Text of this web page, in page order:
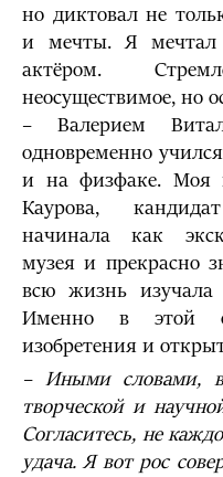
но диктовал не
и мечты. Я мечтал
актёром.
неосуществимое, но
– Валерием
одновременно
и на физфаке. Моя
Каурова,
начинала как
музея и прекрасно
всю жизнь изучала
Именно в этой
изобретения и
– Иными словами,
творческой и
Согласитесь, не
удача. Я вот рос